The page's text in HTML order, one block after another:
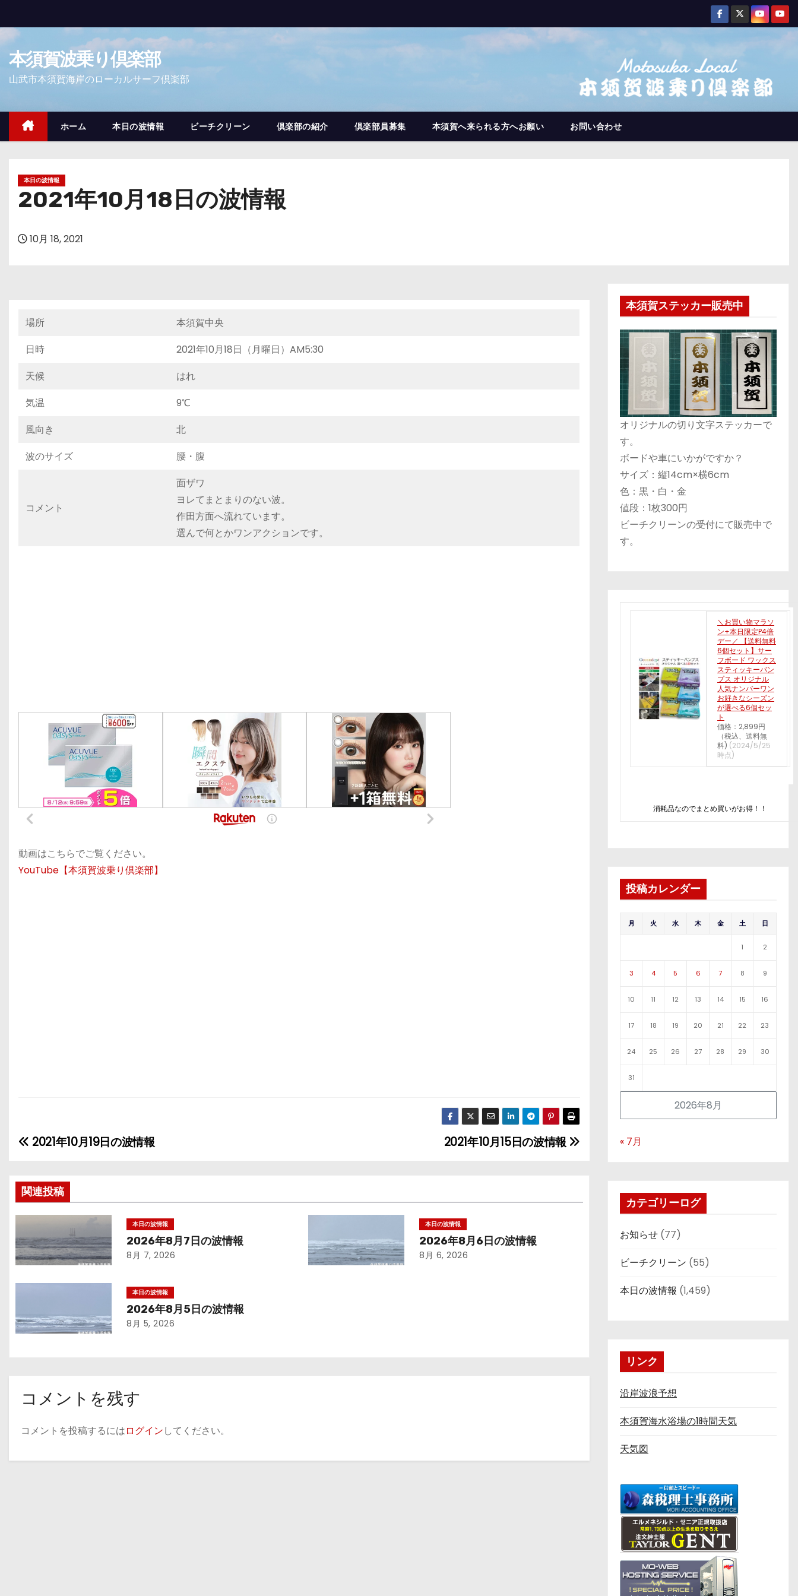
ン
テ
ッ
本須賀波乗り倶楽部
山武市本須賀海岸のローカルサーフ倶楽部
ホーム 本日の波情報 ビーチクリーン 倶楽部の紹介 倶楽部員募集 本須賀へ来られる方へお願い お問い合わせ
本日の波情報
2021年10月18日の波情報
10月 18, 2021
場所
本須賀中央
日時
2021年10月18日（月曜日）AM5:30
天候
はれ
気温
9℃
風向き
北
波のサイズ
腰・腹
コメント
面ザワ
ヨレてまとまりのない波。
作田方面へ流れています。
選んで何とかワンアクションです。
動画はこちらでご覧ください。
YouTube【本須賀波乗り倶楽部】
投
ナ
ビ
ゲ
ー
ョ
2021年10月15日の波情報
2021年10月19日の波情報
関連投稿
本日の波情報
2026年8月7日の波情報
8月 7, 2026
本日の波情報
2026年8月6日の波情報
8月 6, 2026
本日の波情報
2026年8月5日の波情報
8月 5, 2026
コメントを残す
コメントを投稿するにはログインしてください。
本須賀ステッカー販売中
オリジナルの切り文字ステッカーで
す。
ボードや車にいかがですか？
サイズ：縦14cm×横6cm
色：黒・白・金
値段：1枚300円
ビーチクリーンの受付にて販売中で
す。
＼お買い物マラソ
ン+本日限定P4倍
デー／ 【送料無料
6個セット】サー
フボード ワックス
スティッキーバン
プス オリジナル
人気ナンバーワン
お好きなシーズン
が選べる6個セッ
ト
価格：2,899円
（税込、送料無
料) (2024/5/25
時点)
消耗品なのでまとめ買いがお得！！
投稿カレンダー
2026年8月
月 火 水 木 金 土 日
1 2
3 4 5 6 7 8 9
10 11 12 13 14 15 16
17 18 19 20 21 22 23
24 25 26 27 28 29 30
31
« 7月
カテゴリーログ
お知らせ (77)
ビーチクリーン (55)
本日の波情報 (1,459)
リンク
沿岸波浪予想
本須賀海水浴場の1時間天気
天気図